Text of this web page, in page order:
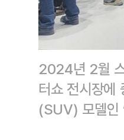
2024년 2월
터쇼 전시장에
(SUV) 모델인